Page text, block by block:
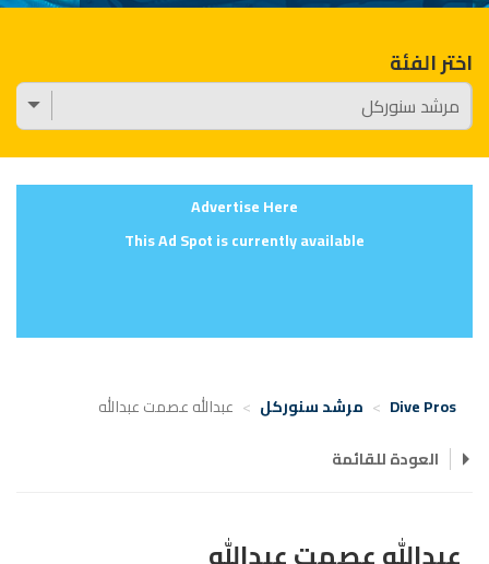
اختر الفئة
Advertise Here
This Ad Spot is currently available
Dive Pros مرشد سنوركل
عبدالله عصمت عبدالله
العودة للقائمة